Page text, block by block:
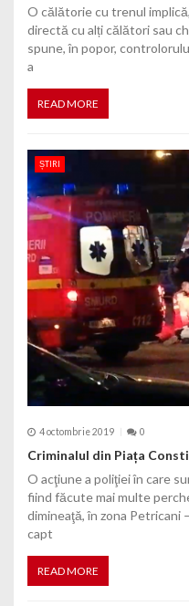
O călătorie cu trenul
directă cu alți călători sau
spune, în popor,
a
READ MORE
ȘTIRI
4 octombrie 2019 0
Criminalul din Piața
O acţiune a poliţiei în care
fiind făcute mai multe
dimineaţă, în zona Petricani
capt
READ MORE